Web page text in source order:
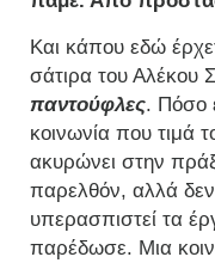
Και κάπου εδώ
σάτιρα του Αλέκου
παντούφλες. Πόσο
κοινωνία που τιμά
ακυρώνει στην
παρελθόν, αλλά
υπερασπιστεί τα
παρέδωσε. Μια